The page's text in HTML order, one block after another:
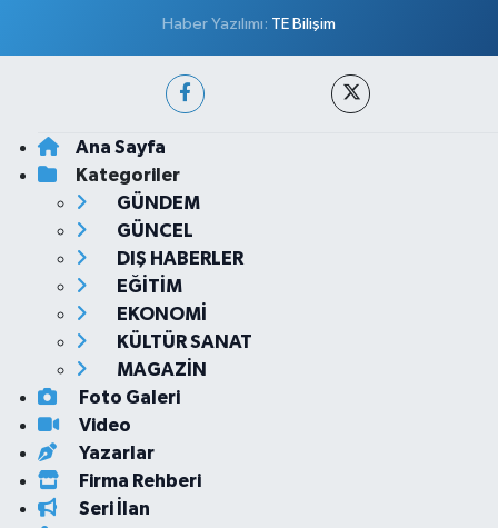
Haber Yazılımı: TE Bilişim
Ana Sayfa
Kategoriler
GÜNDEM
GÜNCEL
DIŞ HABERLER
EĞİTİM
EKONOMİ
KÜLTÜR SANAT
MAGAZİN
Foto Galeri
Video
Yazarlar
Firma Rehberi
Seri İlan